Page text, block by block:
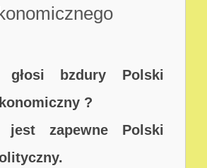
głosi bzdury Polski
?
zapewne Polski